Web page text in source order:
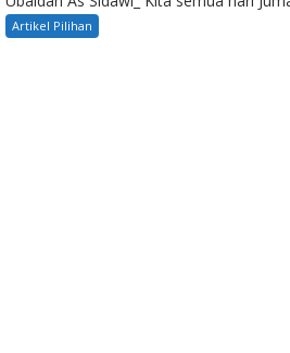
Artikel Pilihan